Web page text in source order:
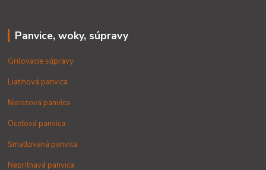
Panvice, woky, súpravy
Grilovacie súpravy
Liatinová panvica
Nerezová panvica
Oceľová panvica
Smaltovaná panvica
Nepriľnavá panvica